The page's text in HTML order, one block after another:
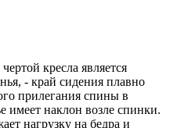
кресла является
- край сидения плавно
прилегания спины в
имеет наклон возле спинки.
нагрузку на бедра и